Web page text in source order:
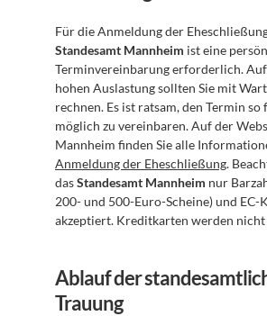
Standesamt Mannheim ist eine
Terminvereinbarung erforderlich.
hohen Auslastung sollten Sie mit
rechnen. Es ist ratsam, den Termin
möglich zu vereinbaren. Auf der
Anmeldung der Eheschließung.
das Standesamt Mannheim nur
200- und 500-Euro-Scheine) und EC-
akzeptiert. Kreditkarten werden
Ablauf der
Trauung